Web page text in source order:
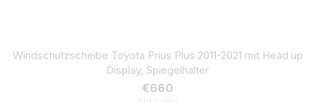
Windschutzscheibe Toyota Prius Plus 2011-2021 mit Head up
Display, Spiegelhalter
€660